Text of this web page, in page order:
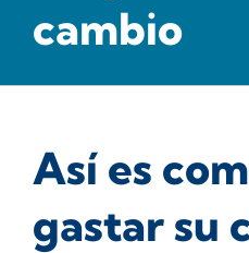
cambio
Así es
gastar su